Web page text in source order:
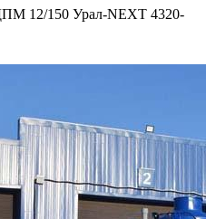
12/150 Урал-NEXT 4320-